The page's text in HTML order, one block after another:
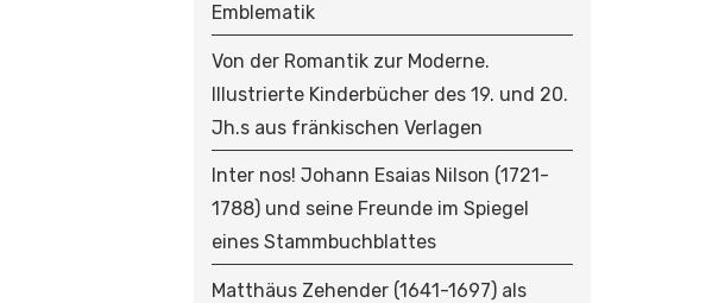
Emblematik
Von der Romantik zur Moderne.
Illustrierte Kinderbücher des 19. und 20.
Jh.s aus fränkischen Verlagen
Inter nos! Johann Esaias Nilson (1721-
1788) und seine Freunde im Spiegel
eines Stammbuchblattes
Matthäus Zehender (1641-1697) als